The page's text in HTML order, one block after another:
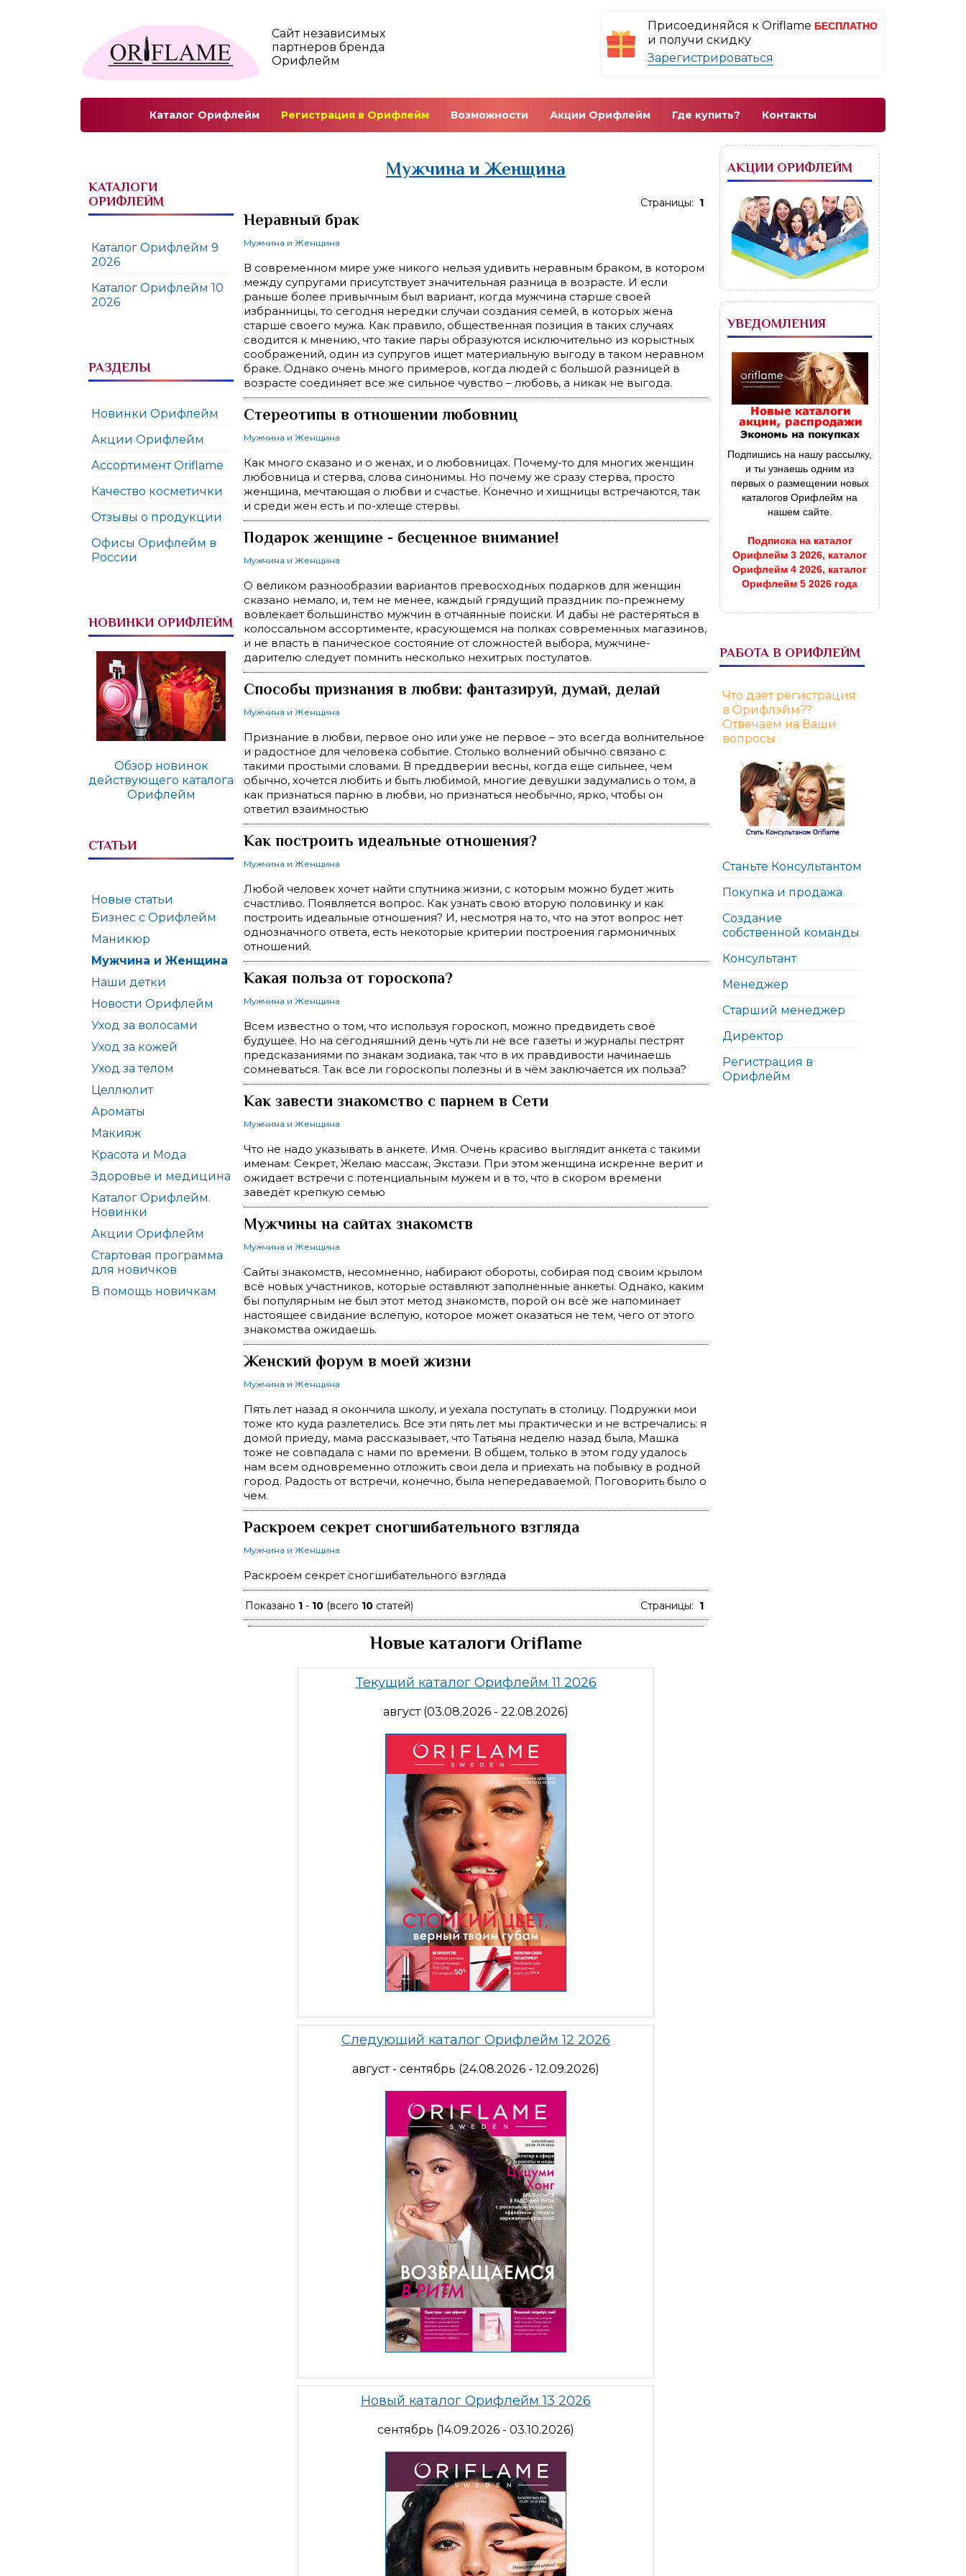
Сайт независимых
партнеров бренда
Орифлейм
Присоединяйся к Oriflame БЕСПЛАТНО
и получи скидку
Зарегистрироваться
Каталог Орифлейм Регистрация в Орифлейм Возможности Акции Орифлейм Где купить? Контакты
КАТАЛОГИ
ОРИФЛЕЙМ
Каталог Орифлейм 9
2026
Каталог Орифлейм 10
2026
РАЗДЕЛЫ
Новинки Орифлейм
Акции Орифлейм
Ассортимент Oriflame
Качество косметички
Отзывы о продукции
Офисы Орифлейм в
России
НОВИНКИ ОРИФЛЕЙМ
Обзор новинок
действующего каталога
Орифлейм
СТАТЬИ
Новые статьи
Бизнес с Орифлейм
Маникюр
Мужчина и Женщина
Наши детки
Новости Орифлейм
Уход за волосами
Уход за кожей
Уход за телом
Целлюлит
Ароматы
Макияж
Красота и Мода
Здоровье и медицина
Каталог Орифлейм.
Новинки
Акции Орифлейм
Стартовая программа
для новичков
В помощь новичкам
Мужчина и Женщина
Страницы: 1
Неравный брак
Мужчина и Женщина
В современном мире уже никого нельзя удивить неравным браком, в котором
между супругами присутствует значительная разница в возрасте. И если
раньше более привычным был вариант, когда мужчина старше своей
избранницы, то сегодня нередки случаи создания семей, в которых жена
старше своего мужа. Как правило, общественная позиция в таких случаях
сводится к мнению, что такие пары образуются исключительно из корыстных
соображений, один из супругов ищет материальную выгоду в таком неравном
браке. Однако очень много примеров, когда людей с большой разницей в
возрасте соединяет все же сильное чувство – любовь, а никак не выгода.
Стереотипы в отношении любовниц
Мужчина и Женщина
Как много сказано и о женах, и о любовницах. Почему-то для многих женщин
любовница и стерва, слова синонимы. Но почему же сразу стерва, просто
женщина, мечтающая о любви и счастье. Конечно и хищницы встречаются, так
и среди жен есть и по-хлеще стервы.
Подарок женщине - бесценное внимание!
Мужчина и Женщина
О великом разнообразии вариантов превосходных подарков для женщин
сказано немало, и, тем не менее, каждый грядущий праздник по-прежнему
вовлекает большинство мужчин в отчаянные поиски. И дабы не растеряться в
колоссальном ассортименте, красующемся на полках современных магазинов,
и не впасть в паническое состояние от сложностей выбора, мужчине-
дарителю следует помнить несколько нехитрых постулатов.
Способы признания в любви: фантазируй, думай, делай
Мужчина и Женщина
Признание в любви, первое оно или уже не первое – это всегда волнительное
и радостное для человека событие. Столько волнений обычно связано с
такими простыми словами. В преддверии весны, когда еще сильнее, чем
обычно, хочется любить и быть любимой, многие девушки задумались о том, а
как признаться парню в любви, но признаться необычно, ярко, чтобы он
ответил взаимностью
Как построить идеальные отношения?
Мужчина и Женщина
Любой человек хочет найти спутника жизни, с которым можно будет жить
счастливо. Появляется вопрос. Как узнать свою вторую половинку и как
построить идеальные отношения? И, несмотря на то, что на этот вопрос нет
однозначного ответа, есть некоторые критерии построения гармоничных
отношений.
Какая польза от гороскопа?
Мужчина и Женщина
Всем известно о том, что используя гороскоп, можно предвидеть своё
будущее. Но на сегодняшний день чуть ли не все газеты и журналы пестрят
предсказаниями по знакам зодиака, так что в их правдивости начинаешь
сомневаться. Так все ли гороскопы полезны и в чём заключается их польза?
Как завести знакомство с парнем в Сети
Мужчина и Женщина
Что не надо указывать в анкете. Имя. Очень красиво выглядит анкета с такими
именам: Секрет, Желаю массаж, Экстази. При этом женщина искренне верит и
ожидает встречи с потенциальным мужем и в то, что в скором времени
заведёт крепкую семью
Мужчины на сайтах знакомств
Мужчина и Женщина
Сайты знакомств, несомненно, набирают обороты, собирая под своим крылом
всё новых участников, которые оставляют заполненные анкеты. Однако, каким
бы популярным не был этот метод знакомств, порой он всё же напоминает
настоящее свидание вслепую, которое может оказаться не тем, чего от этого
знакомства ожидаешь.
Женский форум в моей жизни
Мужчина и Женщина
Пять лет назад я окончила школу, и уехала поступать в столицу. Подружки мои
тоже кто куда разлетелись. Все эти пять лет мы практически и не встречались: я
домой приеду, мама рассказывает, что Татьяна неделю назад была, Машка
тоже не совпадала с нами по времени. В общем, только в этом году удалось
нам всем одновременно отложить свои дела и приехать на побывку в родной
город. Радость от встречи, конечно, была непередаваемой. Поговорить было о
чем.
Раскроем секрет сногшибательного взгляда
Мужчина и Женщина
Раскроем секрет сногшибательного взгляда
Показано 1 - 10 (всего 10 статей) Страницы: 1
Новые каталоги Oriflame
Текущий каталог Орифлейм 11 2026
август (03.08.2026 - 22.08.2026)
Следующий каталог Орифлейм 12 2026
август - сентябрь (24.08.2026 - 12.09.2026)
Новый каталог Орифлейм 13 2026
сентябрь (14.09.2026 - 03.10.2026)
АКЦИИ ОРИФЛЕЙМ
УВЕДОМЛЕНИЯ
Подпишись на нашу рассылку,
и ты узнаешь одним из
первых о размещении новых
каталогов Орифлейм на
нашем сайте.
Подписка на каталог
Орифлейм 3 2026, каталог
Орифлейм 4 2026, каталог
Орифлейм 5 2026 года
РАБОТА В ОРИФЛЕЙМ
Что дает регистрация
в Орифлэйм??
Отвечаем на Ваши
вопросы
Станьте Консультантом
Покупка и продажа
Создание
собственной команды
Консультант
Менеджер
Старший менеджер
Директор
Регистрация в
Орифлейм